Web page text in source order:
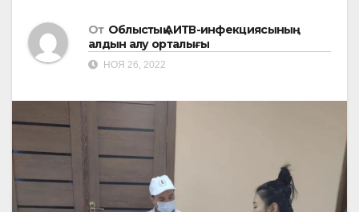
От Облыстық АИТВ-инфекциясының
алдын алу орталығы
НОЯ 26, 2022